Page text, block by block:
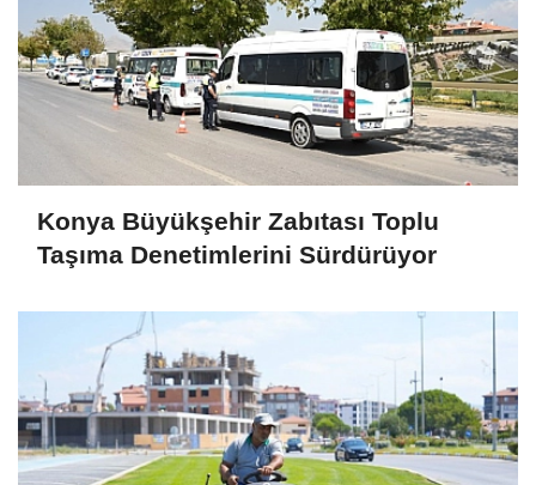
Konya Büyükşehir Zabıtası Toplu
Taşıma Denetimlerini Sürdürüyor